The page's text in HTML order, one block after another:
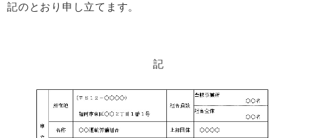
記のとおり申し立てます。
記